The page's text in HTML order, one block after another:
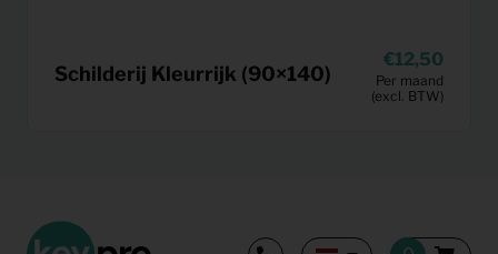
Schilderij Kleurrijk (90×140)
12,50
Per maand
(excl. BTW)